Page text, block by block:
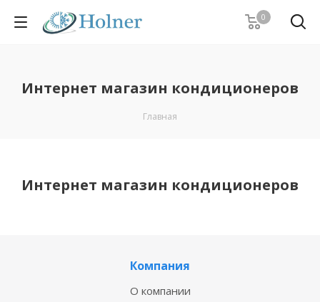
0
Интернет магазин кондиционеров
Главная
Интернет магазин кондиционеров
Компания
О компании